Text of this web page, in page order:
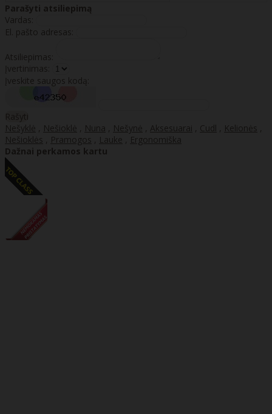
Parašyti atsiliepimą
Vardas:
El. pašto adresas:
Atsiliepimas:
Įvertinimas:
Įveskite saugos kodą:
Rašyti
Nešyklė
Nešioklė Nuna Nešynė Aksesuarai Cudl Kelionės
Nešioklės
Pramogos Lauke
Ergonomiška
Dažnai perkamos kartu